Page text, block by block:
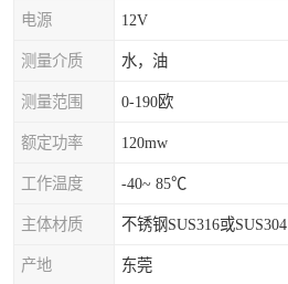
电源 12V
测量介质 水，油
测量范围 0-190欧
额定功率 120mw
工作温度 -40~ 85℃
主体材质 不锈钢SUS316或SUS304
产地 东莞